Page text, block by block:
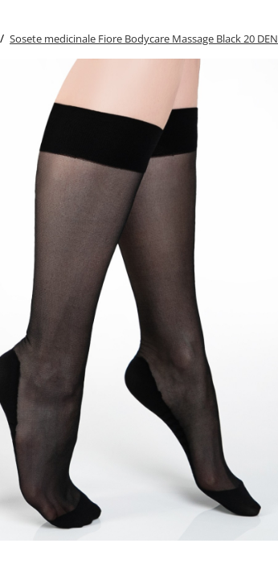
Sosete medicinale Fiore Bodycare Massage Black 20 DEN